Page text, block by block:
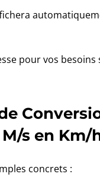
pour vos besoins
s en Km/
concrets :